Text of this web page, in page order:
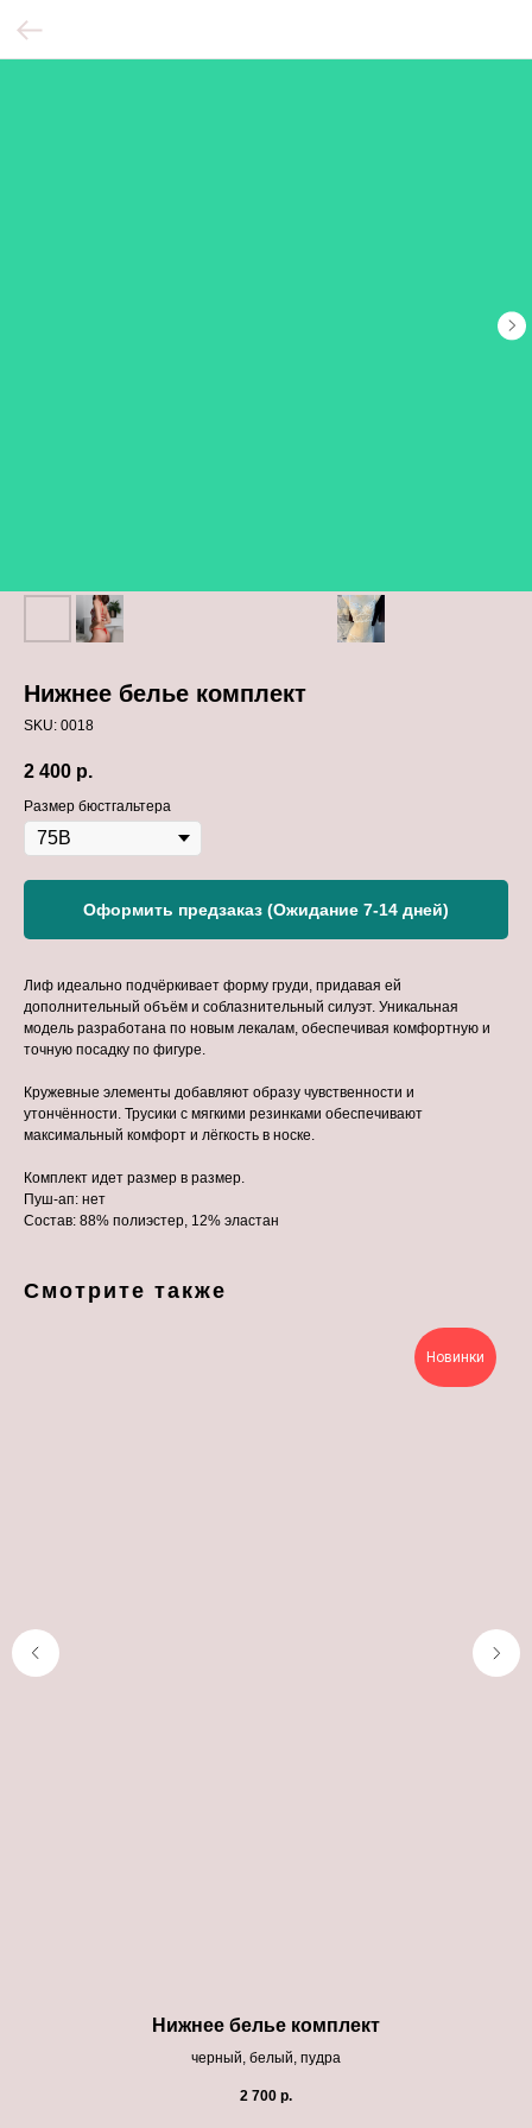
Нижнее белье комплект
SKU: 0018
2 400 р.
Размер бюстгальтера
Оформить предзаказ (Ожидание 7-14 дней)
Лиф идеально подчёркивает форму груди, придавая ей
дополнительный объём и соблазнительный силуэт. Уникальная
модель разработана по новым лекалам, обеспечивая комфортную и
точную посадку по фигуре.
Кружевные элементы добавляют образу чувственности и
утончённости. Трусики с мягкими резинками обеспечивают
максимальный комфорт и лёгкость в носке.
Комплект идет размер в размер.
Пуш-ап: нет
Состав: 88% полиэстер, 12% эластан
Смотрите также
Новинки
Нижнее белье комплект
черный, белый, пудра
2 700 р.